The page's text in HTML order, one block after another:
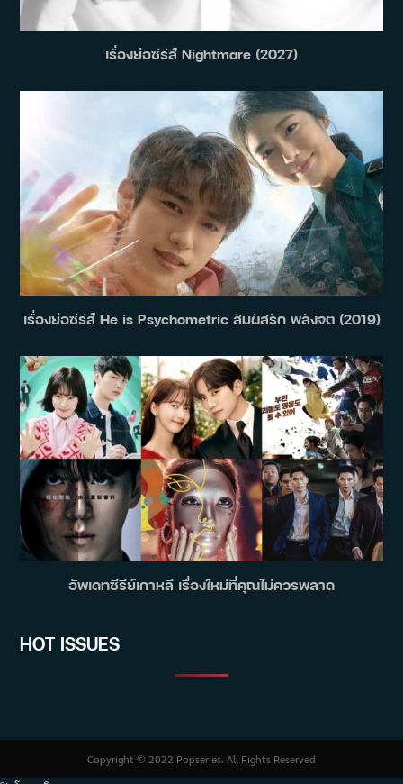
เรื่องย่อซีรีส์ Nightmare (2027)
เรื่องย่อซีรีส์ He is Psychometric สัมผัสรัก พลังจิต (2019)
อัพเดทซีรีย์เกาหลี เรื่องใหม่ที่คุณไม่ควรพลาด
HOT ISSUES
Copyright © 2022 Popseries. All Rights Reserved